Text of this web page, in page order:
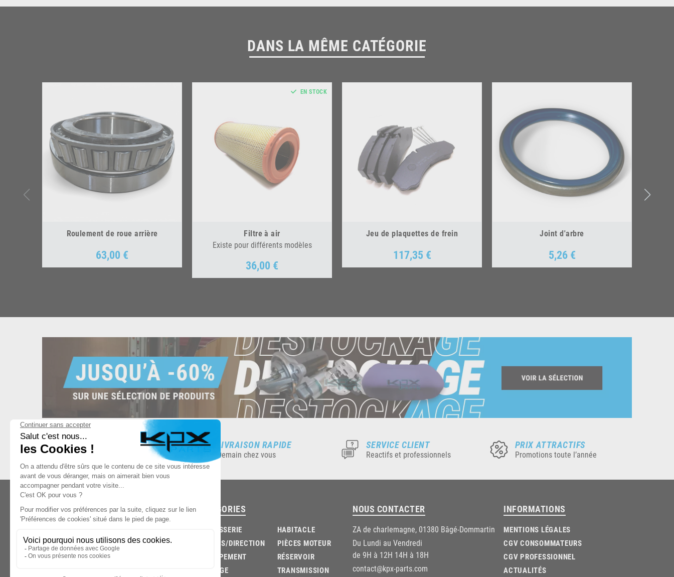
DANS LA MÊME CATÉGORIE
Roulement de roue arrière
Prix
63,00 €
Filtre à air
Existe pour différents modèles
Prix
36,00 €
EN STOCK
Jeu de plaquettes de frein
Prix
117,35 €
Joint d'arbre
Prix
5,26 €
ESPACE DE STOCKAGE
8.500 produits en stock
LIVRAISON RAPIDE
Demain chez vous
SERVICE CLIENT
Reactifs et professionnels
PRIX ATTRACTIFS
Promotions toute l’année
03.85.32.96.74
CATÉGORIES
CARROSSERIE
CHASSIS/DIRECTION
ECHAPPEMENT
FREINAGE
HABITACLE
PIÈCES MOTEUR
RÉSERVOIR
TRANSMISSION
NOUS CONTACTER
ZA de charlemagne, 01380 Bâgé-Dommartin
Du Lundi au Vendredi
de 9H à 12H 14H à 18H
contact@kpx-parts.com
INFORMATIONS
MENTIONS LÉGALES
CGV CONSOMMATEURS
CGV PROFESSIONNEL
ACTUALITÉS